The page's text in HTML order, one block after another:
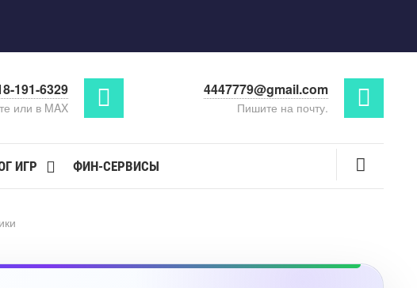
191-6329
или в MAX
4447779@gmail.com
Пишите на почту.
ИГР ФИН-СЕРВИСЫ